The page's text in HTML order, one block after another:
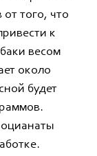
от того, что
к
весом
около
будет